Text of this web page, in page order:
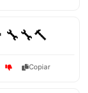
Copiar